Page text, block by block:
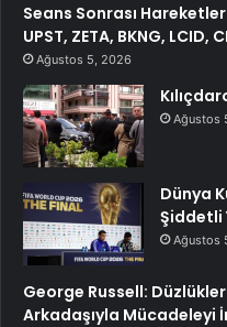
Seans Sonrası Hareketler:
UPST, ZETA, BKNG, LCID,
Ağustos 5, 2026
Ağustos
Dünya
Şiddetli
Ağustos
George Russell:
Arkadaşıyla Mücadeleyi